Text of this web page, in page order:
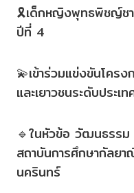
🎗เด็กหญิงพุทธพิชญ์ช
ปีที่ 4
💫เข้าร่วมแข่งขันโคร
และเยาวชนระดับประ
🔹ในหัวข้อ วัฒนธรร
สถาบันการศึกษากัลย
นครินทร์